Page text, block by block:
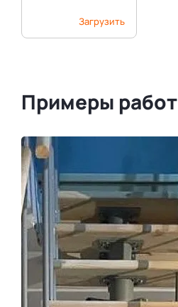
Загрузить
Примеры работ